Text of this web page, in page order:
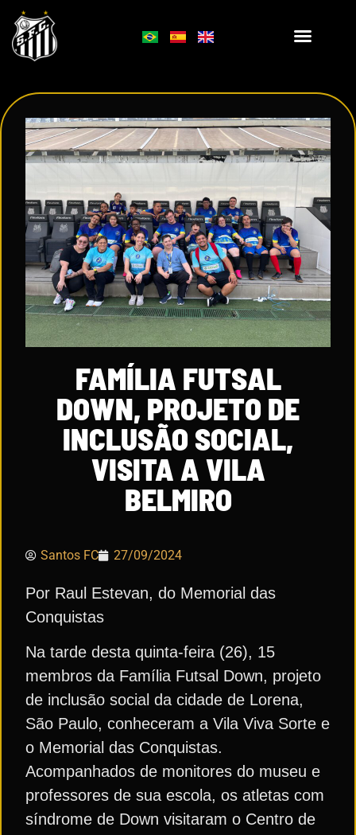
FAMÍLIA FUTSAL
DOWN, PROJETO DE
INCLUSÃO SOCIAL,
VISITA A VILA
BELMIRO
Santos FC 27/09/2024
Por Raul Estevan, do Memorial das
Conquistas
Na tarde desta quinta-feira (26), 15
membros da Família Futsal Down, projeto
de inclusão social da cidade de Lorena,
São Paulo, conheceram a Vila Viva Sorte e
o Memorial das Conquistas.
Acompanhados de monitores do museu e
professores de sua escola, os atletas com
síndrome de Down visitaram o Centro de